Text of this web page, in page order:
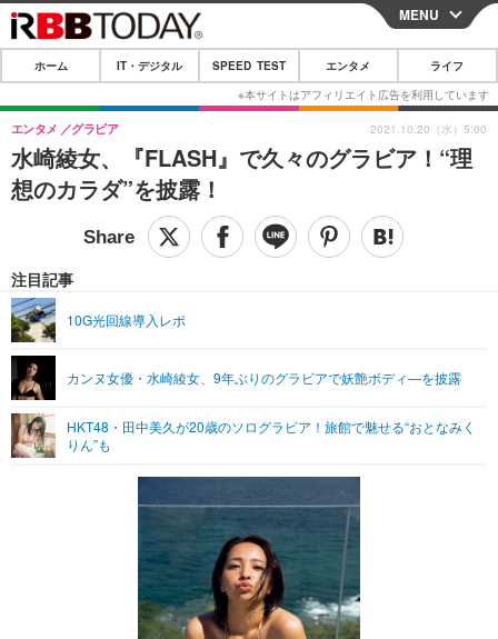
CLOSE
ホーム
IT・デジタル
IT・デジタルTOP スマートフォン
ショッピング その他
SPEED TEST
エンタメTOP 映画・ドラマ
グラビア ブログ
ショッピング その他
ライフTOP
リリース一覧
プッシュ通知の停止方法
MENU
ホーム IT・デジタル SPEED TEST エンタメ ライフ
水崎綾女、『FLASH』で久々のグラビア！“理
想のカラダ”を披露！
エンタメ グラビア
注目記事
10G光回線導入レポ
カンヌ女優・水崎綾女、9年ぶりのグラビアで妖艶ボディ―を披露
HKT48・田中美久が20歳のソログラビア！旅館で魅せる“おとなみく
りん”も
2021.10.20（水）5:00